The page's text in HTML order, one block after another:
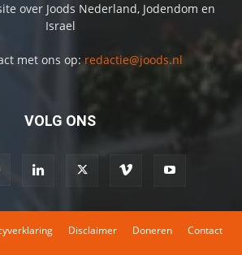
over Joods Nederland, Jodendom en
Israel
met ons op: redactie@joods.nl
VOLG ONS
Disclaimer Doneren Contact